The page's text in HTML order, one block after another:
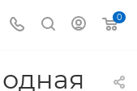
0